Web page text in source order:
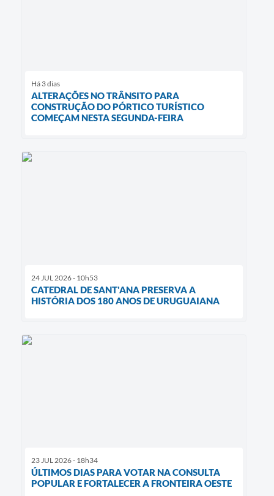
Há 3 dias
ALTERAÇÕES NO TRÂNSITO PARA
CONSTRUÇÃO DO PÓRTICO TURÍSTICO
COMEÇAM NESTA SEGUNDA-FEIRA
24 JUL 2026 - 10h53
CATEDRAL DE SANT'ANA PRESERVA A
HISTÓRIA DOS 180 ANOS DE URUGUAIANA
23 JUL 2026 - 18h34
ÚLTIMOS DIAS PARA VOTAR NA CONSULTA
POPULAR E FORTALECER A FRONTEIRA OESTE